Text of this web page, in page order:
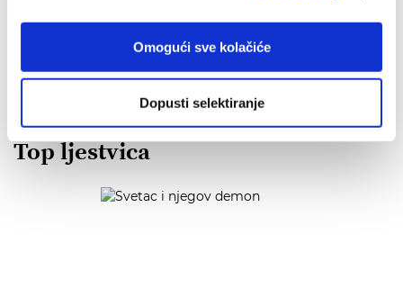
Omogući sve kolačiće
Dopusti selektiranje
POGLEDAJ SVA IZDANJA
Top ljestvica